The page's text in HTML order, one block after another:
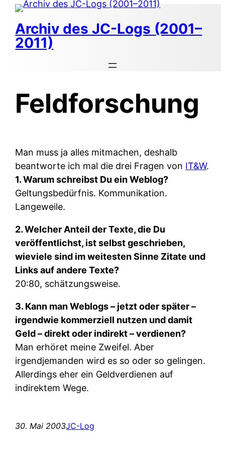
Zum
Inhalt
springen
Archiv des JC-Logs (2001–
2011)
Feldforschung
Man muss ja alles mitmachen, deshalb
beantworte ich mal die drei Fragen von IT&W.
1. Warum schreibst Du ein Weblog?
Geltungsbedürfnis. Kommunikation.
Langeweile.
2. Welcher Anteil der Texte, die Du
veröffentlichst, ist selbst geschrieben,
wieviele sind im weitesten Sinne Zitate und
Links auf andere Texte?
20:80, schätzungsweise.
3. Kann man Weblogs – jetzt oder später –
irgendwie kommerziell nutzen und damit
Geld – direkt oder indirekt – verdienen?
Man erhöret meine Zweifel. Aber
irgendjemanden wird es so oder so gelingen.
Allerdings eher ein Geldverdienen auf
indirektem Wege.
30. Mai 2003JC-Log